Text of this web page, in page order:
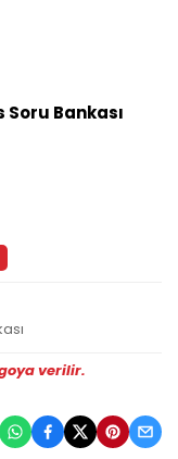
Soru Bankası
verilir.